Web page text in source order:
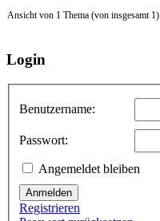
Ansicht von 1 Thema (von insgesamt 1)
Login
Benutzername:
Passwort:
Angemeldet bleiben
Anmelden
Registrieren